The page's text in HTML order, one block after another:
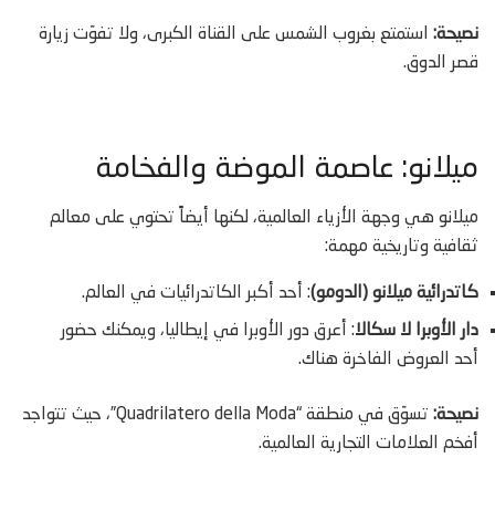
نصيحة: استمتع بغروب الشمس على القناة الكبرى، ولا تفوّت زيارة
قصر الدوق.
ميلانو: عاصمة الموضة والفخامة
ميلانو هي وجهة الأزياء العالمية، لكنها أيضاً تحتوي على معالم
ثقافية وتاريخية مهمة:
كاتدرائية ميلانو (الدومو): أحد أكبر الكاتدرائيات في العالم.
دار الأوبرا لا سكالا: أعرق دور الأوبرا في إيطاليا، ويمكنك حضور
أحد العروض الفاخرة هناك.
نصيحة:
تسوّق في منطقة “Quadrilatero della Moda”، حيث تتواجد
أفخم العلامات التجارية العالمية.